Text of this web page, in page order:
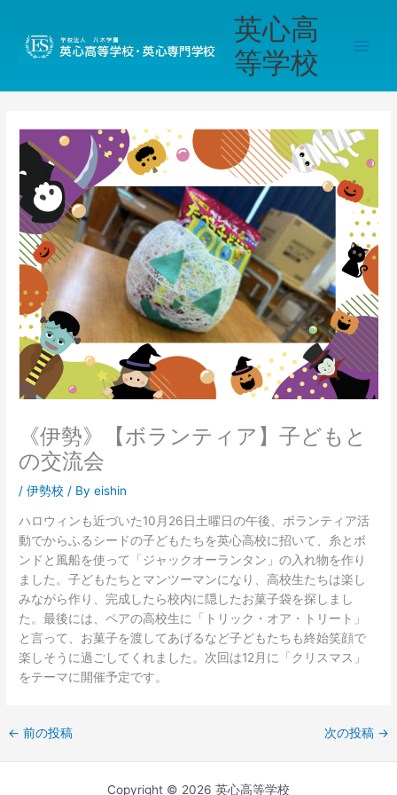
英心高
等学校
《伊勢》【ボランティア】子どもと
の交流会
/伊勢校 / Byeishin
ハロウィンも近づいた10月26日土曜日の午後、ボランティア活
動でからふるシードの子どもたちを英心高校に招いて、糸とボ
ンドと風船を使って「ジャックオーランタン」の入れ物を作り
ました。子どもたちとマンツーマンになり、高校生たちは楽し
みながら作り、完成したら校内に隠したお菓子袋を探しまし
た。最後には、ペアの高校生に「トリック・オア・トリート」
と言って、お菓子を渡してあげるなど子どもたちも終始笑顔で
楽しそうに過ごしてくれました。次回は12月に「クリスマス」
をテーマに開催予定です。
← 前の投稿 次の投稿 →
Copyright © 2026 英心高等学校